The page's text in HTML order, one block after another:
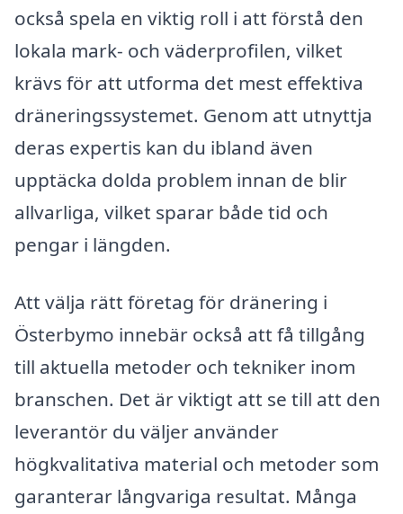
också spela en viktig roll i att förstå den
lokala mark- och väderprofilen, vilket
krävs för att utforma det mest effektiva
dräneringssystemet. Genom att utnyttja
deras expertis kan du ibland även
upptäcka dolda problem innan de blir
allvarliga, vilket sparar både tid och
pengar i längden.
Att välja rätt företag för dränering i
Österbymo innebär också att få tillgång
till aktuella metoder och tekniker inom
branschen. Det är viktigt att se till att den
leverantör du väljer använder
högkvalitativa material och metoder som
garanterar långvariga resultat. Många